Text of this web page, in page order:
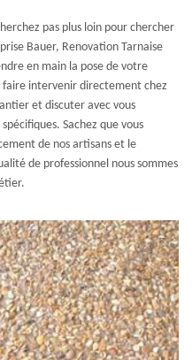
pas plus loin pour chercher
Bauer, Renovation Tarnaise
en main la pose de votre
faire intervenir directement chez
et discuter avec vous
Sachez que vous
de nos artisans et le
de professionnel nous sommes